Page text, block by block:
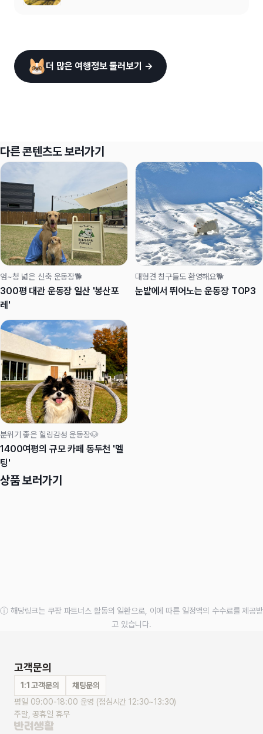
더 많은 여행정보 둘러보기 →
다른 콘텐츠도 보러가기
엄~청 넓은 신축 운동장🐕
300평 대관 운동장 일산 '봉산포
레'
대형견 칭구들도 환영해요🐕
눈밭에서 뛰어노는 운동장 TOP3
분위기 좋은 힐링감성 운동장🐶
1400여평의 규모 카페 동두천 '멜
팅'
상품 보러가기
ⓘ 해당링크는 쿠팡 파트너스 활동의 일환으로, 이에 따른 일정액의 수수료를 제공받
고 있습니다.
고객문의
1:1 고객문의
채팅문의
평일 09:00-18:00 운영 (점심시간 12:30~13:30)
주말, 공휴일 휴무